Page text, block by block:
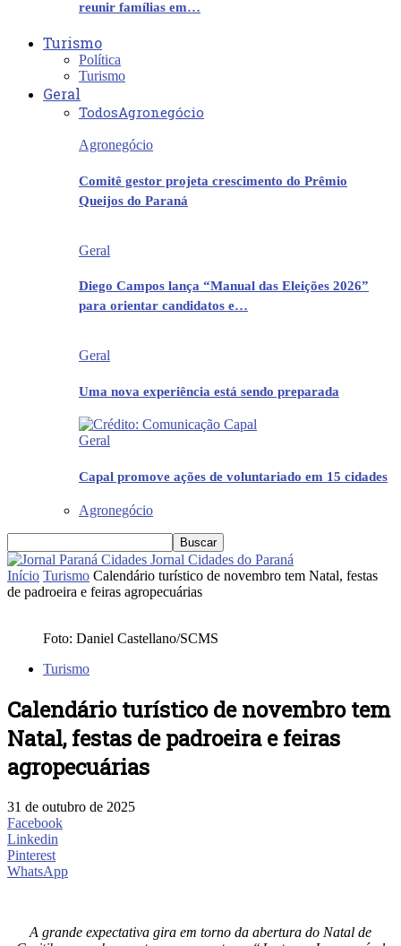
reunir famílias em…
Turismo
Política
Turismo
Geral
TodosAgronegócio
Agronegócio
Comitê gestor projeta crescimento do Prêmio
Queijos do Paraná
Geral
Diego Campos lança “Manual das Eleições 2026”
para orientar candidatos e…
Geral
Uma nova experiência está sendo preparada
Geral
Capal promove ações de voluntariado em 15 cidades
Agronegócio
Jornal Cidades do Paraná
Início Turismo Calendário turístico de novembro tem Natal, festas
de padroeira e feiras agropecuárias
Foto: Daniel Castellano/SCMS
Turismo
Calendário turístico de novembro tem
Natal, festas de padroeira e feiras
agropecuárias
31 de outubro de 2025
Facebook
Linkedin
Pinterest
WhatsApp
A grande expectativa gira em torno da abertura do Natal de